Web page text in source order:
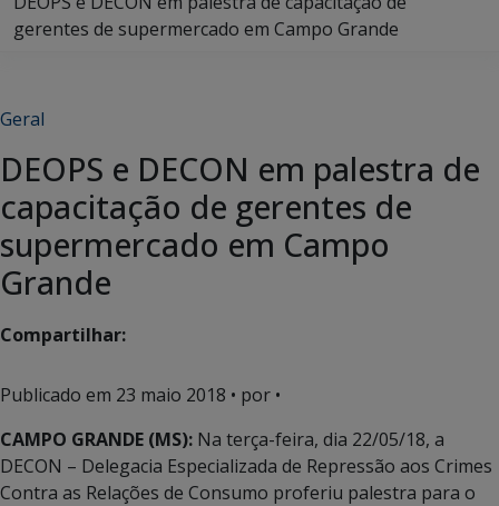
gerentes de supermercado em Campo Grande
Geral
DEOPS e DECON em palestra de
capacitação de gerentes de
supermercado em Campo
Grande
Compartilhar:
Publicado em 23 maio 2018 • por •
CAMPO GRANDE (MS): Na terça-feira, dia 22/05/18, a
DECON – Delegacia Especializada de Repressão aos Crimes
Contra as Relações de Consumo proferiu palestra para o